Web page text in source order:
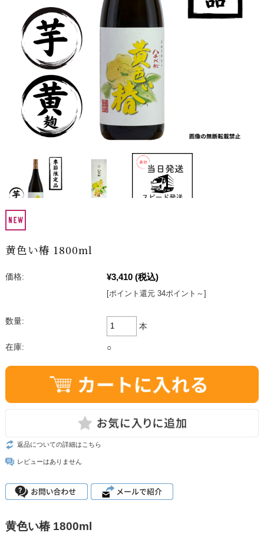
黄色い椿 1800ml
価格: ¥3,410 (税込)
[ポイント還元 34ポイント～]
数量:
本
在庫: ○
返品についての詳細はこちら
レビューはありません
黄色い椿 1800ml